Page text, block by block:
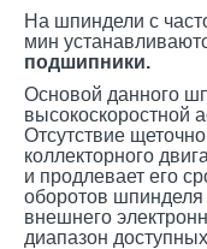
На шпиндели с
мин
подшипники.
Основой данного
высокоскоростной
Отсутствие
коллекторного
и продлевает его
оборотов
внешнего
диапазон